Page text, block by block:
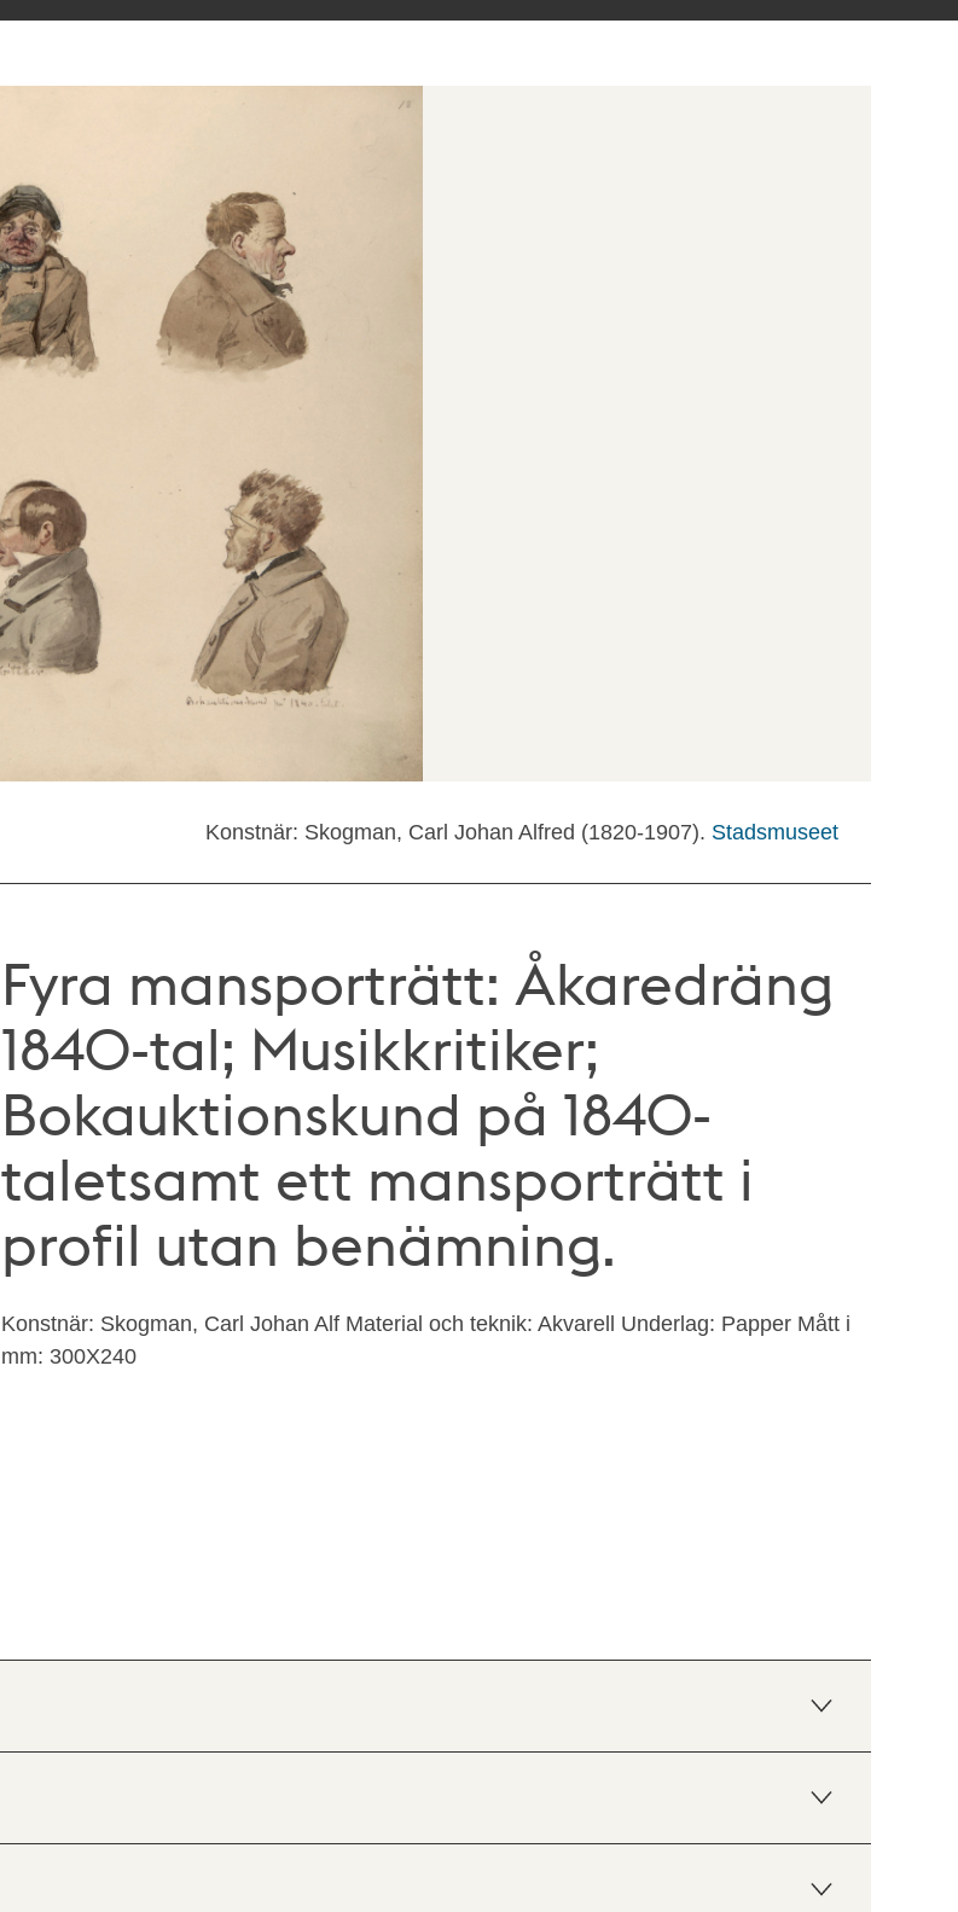
Konstnär: Skogman, Carl Johan Alfred (1820-1907). Stadsmuseet
Fyra mansporträtt: Åkaredräng
1840-tal; Musikkritiker;
Bokauktionskund på 1840-
taletsamt ett mansporträtt i
profil utan benämning.
Konstnär: Skogman, Carl Johan Alf Material och teknik: Akvarell Underlag: Papper Mått i
mm: 300X240